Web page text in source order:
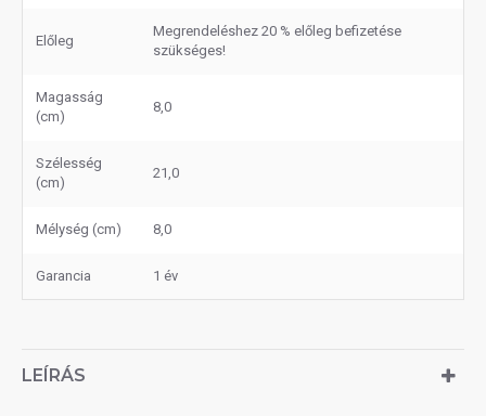
Előleg
Megrendeléshez 20 % előleg befizetése
szükséges!
Magasság
(cm)
8,0
Szélesség
(cm)
21,0
Mélység (cm) 8,0
Garancia 1 év
LEÍRÁS